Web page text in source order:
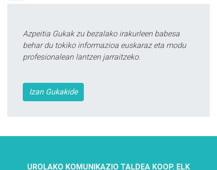
Azpeitia Gukak zu bezalako irakurleen babesa
behar du tokiko informazioa euskaraz eta modu
profesionalean lantzen jarraitzeko.
Izan Gukakide
UROLAKO KOMUNIKAZIO TALDEA KOOP. ELK